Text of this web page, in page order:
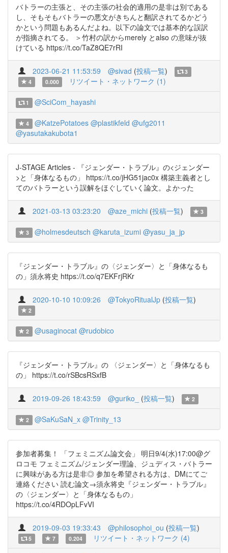
バトラーの主張と、その主張の社会的適用の是非は別である
し、そもそもバトラーの悪文がきちんと翻訳されてるかどう
かという問題もあるんだよね。以下の論文では基本的な誤訳
が指摘されてる。 ＞竹村の訳からmerely とalso の意味が抜
けている https://t.co/TaZ8QE7rRI
2023-06-21 11:53:59 @sivad (投稿一覧)
3
4
0.000 リツイート・ネットワーク (1)
1 @SciCom_hayashi
4 @KatzePotatoes @plastikfeld @ufg2011
@yasutakakubota1
J-STAGE Articles - 『ジェンダー・トラブル』の<ジェンダー
>と「身体なるもの」 https://t.co/jHG51jac0x 構築主義者とし
てのバトラーという誤解をほぐしていく論文。よかった
2021-03-13 03:23:20 @aze_michi (投稿一覧) 3
3 @holmesdeutsch @karuta_izumi @yasu_ja_jp
『ジェンダー・トラブル』の〈ジェンダー〉と「身体なるも
の」須永将史 https://t.co/q7EKFrjRKr
2020-10-10 10:09:26 @TokyoRitualJp (投稿一覧)
2
2 @usaginocat @rudobico
『ジェンダー・トラブル』の 〈ジェンダー〉と「身体なるも
の」 https://t.co/rSBcsRSxfB
2019-09-26 18:43:59 @guriko_ (投稿一覧) 2
2 @SaKuSaN_x @Trinity_13
参加者募集！ 「フェミニズム論文会」 明日9/4(水)17:00@グ
ロコモ フェミニズム/ジェンダー理論、ジュディス・バトラー
に興味がある方は是非◎ 参加を希望される方は、DMにてご
連絡ください 読む論文→須永将史『ジェンダー・トラブル』
の〈ジェンダー〉と「身体なるもの」
https://t.co/4RDOpLFvVI
2019-09-03 19:33:43 @philosophoi_ou (投稿一覧)
5 7 0.204 リツイート・ネットワーク (4)